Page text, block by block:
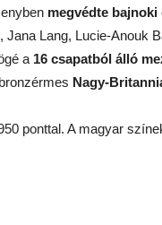
megvédte bajnoki
Jana Lang, Lucie-Anouk
a 16 csapatból álló
Nagy-
ponttal. A magyar